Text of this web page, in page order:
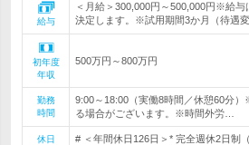
給与
＜月給＞300,000円～500,000円※給与
決定します。※試用期間3か月（待遇変
初年度
年収
500万円～800万円
勤務
時間
9:00～18:00（実働8時間／休憩60分
る場合がございます。※時間外労…
休日
# ＜年間休日126日＞* 完全週休2日制